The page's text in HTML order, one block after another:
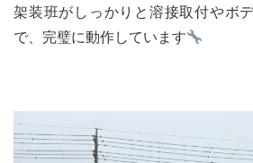
架装班がしっかりと溶接取付やボ
で、完璧に動作しています